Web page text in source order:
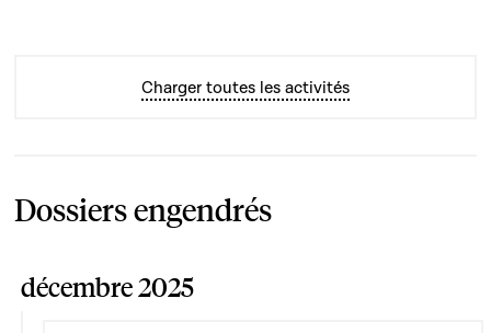
Charger toutes les activités
Dossiers engendrés
décembre 2025